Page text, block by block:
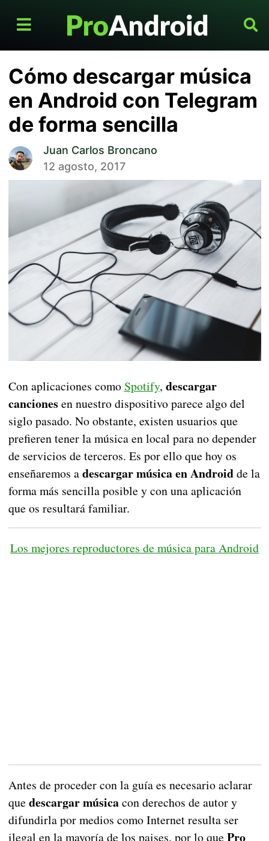
Cómo descargar música
en Android con Telegram
de forma sencilla
Juan Carlos Broncano
12 agosto, 2017
Con aplicaciones como Spotify, descargar
canciones en nuestro dispositivo parece algo del
siglo pasado. No obstante, existen usuarios que
prefieren tener la música en local para no depender
de servicios de terceros. Es por ello que hoy os
enseñaremos adescargar música en Androidde la
forma más sencilla posible y con una aplicación
que os resultará familiar.
Los mejores reproductores de música para Android
Antes de proceder con la guía es necesario aclarar
que descargar músicacon derechos de autor y
difundirla por medios como Internet resulta ser
ilegal en la mayoría de los paises, por lo que Pro